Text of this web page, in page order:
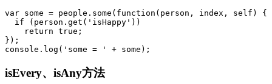
var some = people.some(function(person, index, self) {
  if (person.get('isHappy'))
    return true;
});
isEvery、isAny方法